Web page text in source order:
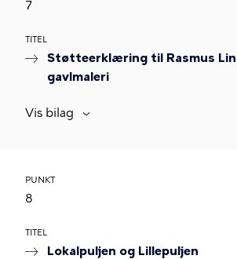
7
TITEL
Støtteerklæring til Rasmus
gavlmaleri
Vis bilag
PUNKT
8
TITEL
Lokalpuljen og Lillepuljen